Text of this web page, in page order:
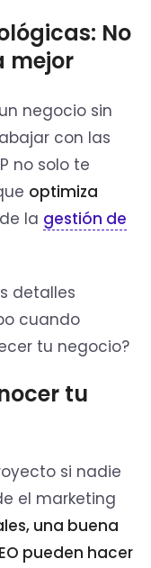
No
mejor
negocio sin
con las
no solo te
optimiza
la gestión de
detalles
cuando
tu negocio?
tu
si nadie
el marketing
una buena
pueden hacer